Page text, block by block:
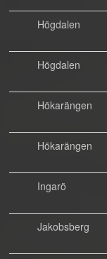
Högdalen
Högdalen
Hökarängen
Hökarängen
Ingarö
Jakobsberg